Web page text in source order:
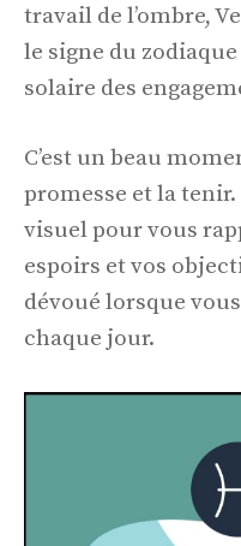
travail de l’ombre,
le signe du
solaire des
C’est un beau
promesse et la
visuel pour vous
espoirs et vos
dévoué lorsque
chaque jour.